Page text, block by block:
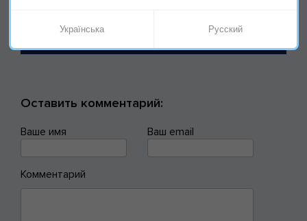
Оставить комментарий:
Ваше имя Ваш email
Комментарий
Українська Русский